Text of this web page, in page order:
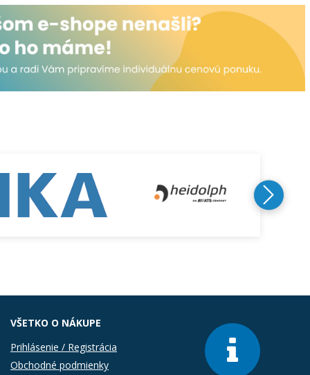
VŠETKO O NÁKUPE
Prihlásenie / Registrácia
Obchodné podmienky